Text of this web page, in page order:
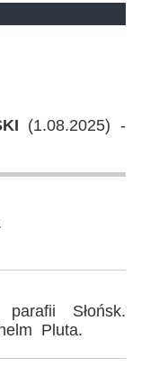
(1.08.2025) -
Słońsk.
Pluta.